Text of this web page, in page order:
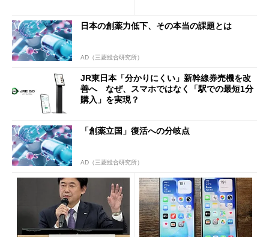
日本の創薬力低下、その本当の課題とは
AD（三菱総合研究所）
JR東日本「分かりにくい」新幹線券売機を改
善へ なぜ、スマホではなく「駅での最短1分
購入」を実現？
「創薬立国」復活への分岐点
AD（三菱総合研究所）